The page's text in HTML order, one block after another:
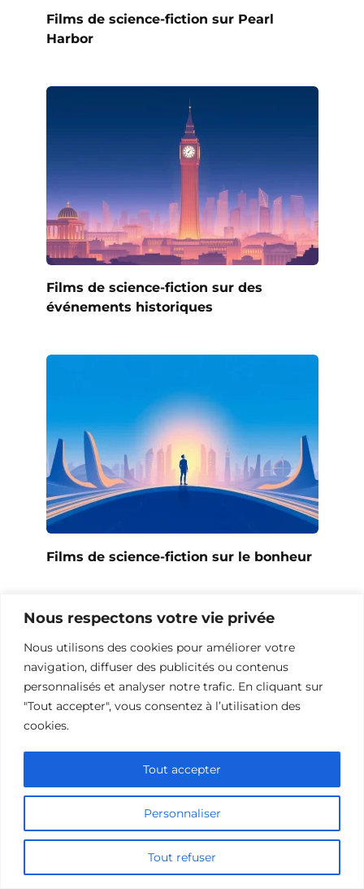
Nous respectons votre vie privée
Nous utilisons des cookies pour améliorer votre
navigation, diffuser des publicités ou contenus
personnalisés et analyser notre trafic. En cliquant sur
"Tout accepter", vous consentez à l’utilisation des
cookies.
Personnaliser
Tout refuser
Tout accepter
Films de science-fiction sur Pearl
Harbor
Films de science-fiction sur des
événements historiques
Films de science-fiction sur le bonheur
Films de science-fiction sur l’espoir